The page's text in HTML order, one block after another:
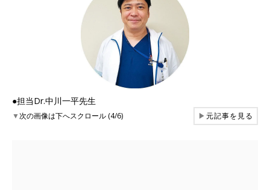
●担当Dr.中川一平先生
▼次の画像は下へスクロール (4/6) ▶元記事を見る